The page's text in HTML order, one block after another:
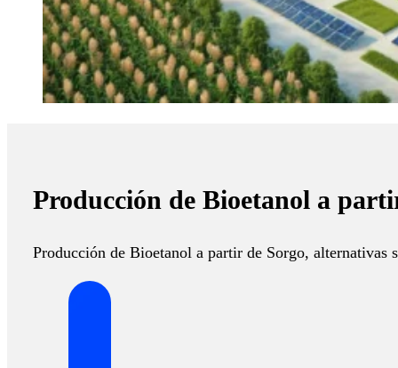
Producción de Bioetanol a
Producción de Bioetanol a partir de Sorgo, alternativas